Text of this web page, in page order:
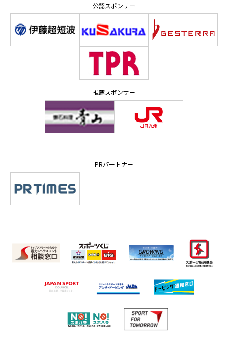
公認スポンサー
推薦スポンサー
PRパートナー